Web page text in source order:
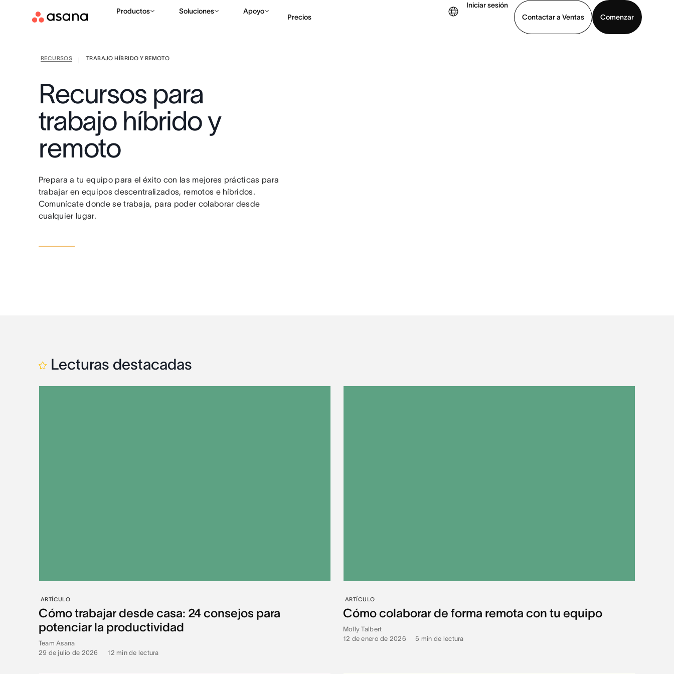
Productos Soluciones Apoyo
Precios
Iniciar sesión
Contactar a Ventas
Comenzar
RECURSOS TRABAJO HÍBRIDO Y REMOTO
Recursos para
trabajo híbrido y
remoto
Prepara a tu equipo para el éxito con las mejores prácticas para
trabajar en equipos descentralizados, remotos e híbridos.
Comunícate donde se trabaja, para poder colaborar desde
cualquier lugar.
Lecturas destacadas
ARTÍCULO
Cómo trabajar desde casa: 24 consejos para
potenciar la productividad
Team Asana
29 de julio de 2026
12 min de lectura
ARTÍCULO
Cómo colaborar de forma remota con tu equipo
Molly Talbert
12 de enero de 2026
5 min de lectura